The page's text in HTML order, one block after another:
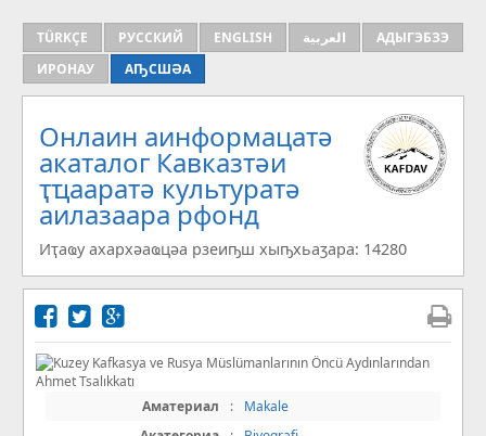
TÜRKÇE РУССКИЙ ENGLISH العربية
АДЫГЭБЗЭ
ИРОНАУ
АҦСШӘА
Онлаин аинформацатә
aкаталог Кавказтәи
ҭҵааратә культуратә
аилазаара рфонд
Иҭаҩу ахархәаҩцәа рзеиҧш хыҧхьаӡара: 14280
Аматериал :
Makale